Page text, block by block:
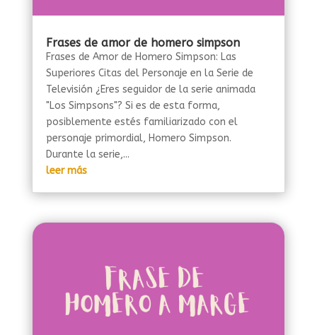
Frases de amor de homero simpson
Frases de Amor de Homero Simpson: Las
Superiores Citas del Personaje en la Serie de
Televisión ¿Eres seguidor de la serie animada
"Los Simpsons"? Si es de esta forma,
posiblemente estés familiarizado con el
personaje primordial, Homero Simpson.
Durante la serie,...
leer más